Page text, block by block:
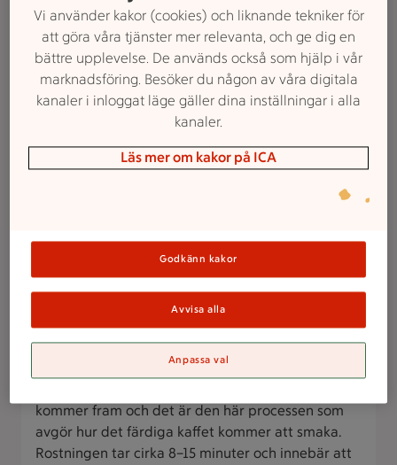
finns främst två olika kaffebönor: Arabica och
Robusta. Svenska kaffeblandningar innehåller
traditionellt sett bara Arabica medan vissa
espressoblandningar kan vara en blandning
mellan Arabica och Robusta.
2. Rostning
kommer fram och det är den här processen som
avgör hur det färdiga kaffet kommer att smaka.
Rostningen tar cirka 8–15 minuter och innebär att
Vi använder kakor (cookies) och liknande tekniker för
att göra våra tjänster mer relevanta, och ge dig en
bättre upplevelse. De används också som hjälp i vår
marknadsföring. Besöker du någon av våra digitala
kanaler i inloggat läge gäller dina inställningar i alla
kanaler.
Läs mer om kakor på ICA
Godkänn kakor
Avvisa alla
Anpassa val